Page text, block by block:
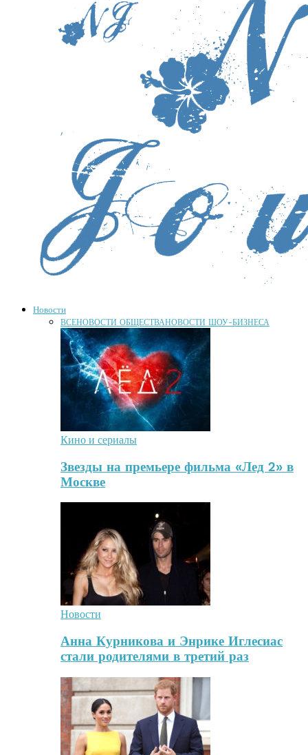
Новости
ВСЕНОВОСТИ ОБЩЕСТВАНОВОСТИ ШОУ-БИЗНЕСА
Кино и сериалы
Звезды на премьере фильма «Лед 2» в
Москве
Новости
Анна Курникова и Энрике Иглесиас
стали родителями в третий раз